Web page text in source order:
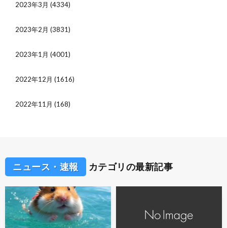
2023年3月 (4334)
2023年2月 (3831)
2023年1月 (4001)
2022年12月 (1616)
2022年11月 (168)
ニュース・速報 カテゴリの最新記事